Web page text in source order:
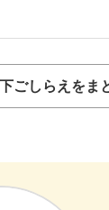
ごしらえをま